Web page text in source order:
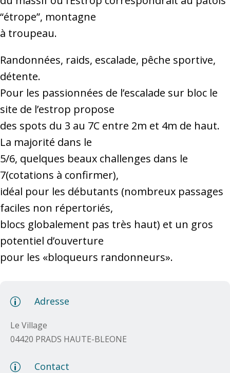
“étrope”, montagne
à troupeau.
Randonnées, raids, escalade, pêche sportive,
détente.
Pour les passionnées de l’escalade sur bloc le
site de l’estrop propose
des spots du 3 au 7C entre 2m et 4m de haut.
La majorité dans le
5/6, quelques beaux challenges dans le
7(cotations à confirmer),
idéal pour les débutants (nombreux passages
faciles non répertoriés,
blocs globalement pas très haut) et un gros
potentiel d’ouverture
pour les «bloqueurs randonneurs».
p Adresse
Le Village
04420 PRADS HAUTE-BLEONE
p Contact